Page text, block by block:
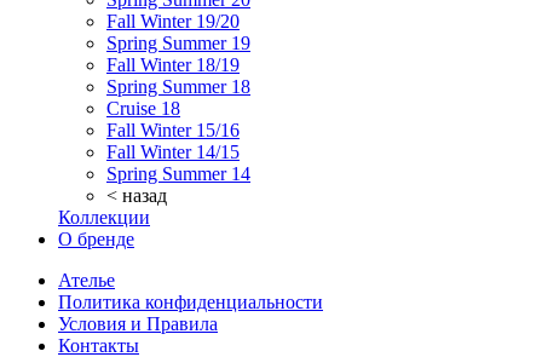
Fall Winter 19/20
Spring Summer 19
Fall Winter 18/19
Spring Summer 18
Cruise 18
Fall Winter 15/16
Fall Winter 14/15
Spring Summer 14
< назад
Коллекции
О бренде
Ателье
Политика конфиденциальности
Условия и Правила
Контакты